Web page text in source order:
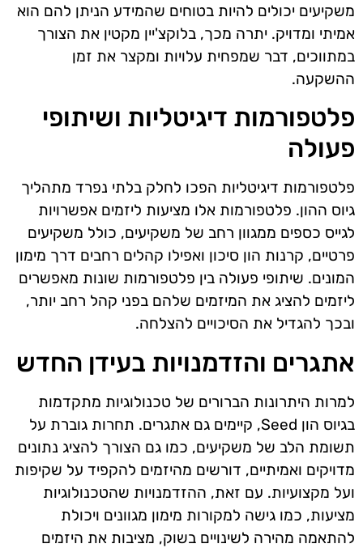
משקיעים יכולים להיות בטוחים שהמידע הניתן להם הוא
אמיתי ומדויק. יתרה מכך, בלוקצ'יין מקטין את הצורך
במתווכים, דבר שמפחית עלויות ומקצר את זמן
ההשקעה.
פלטפורמות דיגיטליות ושיתופי
פעולה
פלטפורמות דיגיטליות הפכו לחלק בלתי נפרד מתהליך
גיוס ההון. פלטפורמות אלו מציעות ליזמים אפשרויות
לגייס כספים ממגוון רחב של משקיעים, כולל משקיעים
פרטיים, קרנות הון סיכון ואפילו קהלים רחבים דרך מימון
המונים. שיתופי פעולה בין פלטפורמות שונות מאפשרים
ליזמים להציג את המיזמים שלהם בפני קהל רחב יותר,
ובכך להגדיל את הסיכויים להצלחה.
אתגרים והזדמנויות בעידן החדש
למרות היתרונות הברורים של טכנולוגיות מתקדמות
בגיוס הון Seed, קיימים גם אתגרים. תחרות גוברת על
תשומת הלב של משקיעים, כמו גם הצורך להציג נתונים
מדויקים ואמיתיים, דורשים מהיזמים להקפיד על שקיפות
ועל מקצועיות. עם זאת, ההזדמנויות שהטכנולוגיות
מציעות, כמו גישה למקורות מימון מגוונים ויכולת
להתאמה מהירה לשינויים בשוק, מציבות את היזמים